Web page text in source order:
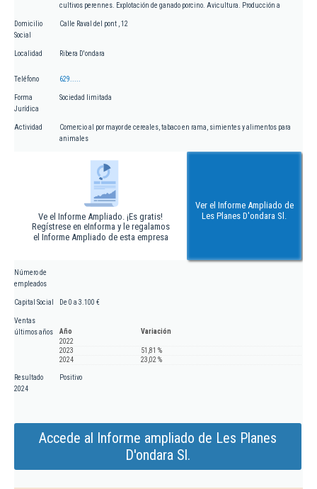
cultivos perennes. Explotación de ganado porcino. Avicultura. Producción a
Domicilio
Social
Calle Raval del pont , 12
Localidad Ribera D'ondara
Teléfono 629.....
Forma
Jurídica
Sociedad limitada
Actividad
Comercio al por mayor de cereales, tabaco en rama, simientes y alimentos para
animales
Ve el Informe Ampliado. ¡Es gratis!
Regístrese en eInforma y le regalamos
el Informe Ampliado de esta empresa
Ver el Informe Ampliado de
Les Planes D'ondara Sl.
Número de
empleados
Capital Social De 0 a 3.100 €
Ventas
últimos años
Año
Variación
2022
2023
51,81 %
2024
23,02 %
Resultado
2024
Positivo
Accede al Informe ampliado de Les Planes
D'ondara Sl.